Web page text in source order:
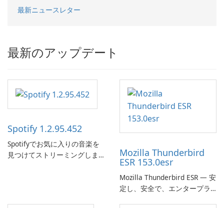
最新ニュースレター
最新のアップデート
Spotify 1.2.95.452
Spotifyでお気に入りの音楽を
見つけてストリーミングしま
Mozilla Thunderbird
ESR 153.0esr
Mozilla Thunderbird ESR — 安
定し、安全で、エンタープラ